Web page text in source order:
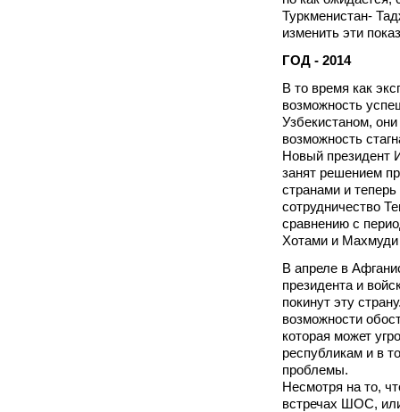
Туркменистан-
изменить эти
ГОД - 2014
В то время как
возможность
Узбекистаном,
возможность
Новый президент
занят решением
странами и
сотрудничество
сравнению с
Хотами и
В апреле в
президента и
покинут эту
возможности
которая может
республикам и в
проблемы.
Несмотря на то,
встречах ШОС,